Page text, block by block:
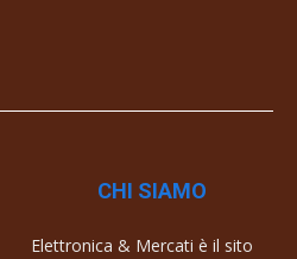
CHI SIAMO
Elettronica & Mercati è il sito